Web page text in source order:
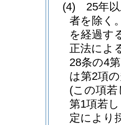
(4)
25年
者を除く
を経過す
正法によ
28条の4
は第2項
(この項若
第1項若
定により